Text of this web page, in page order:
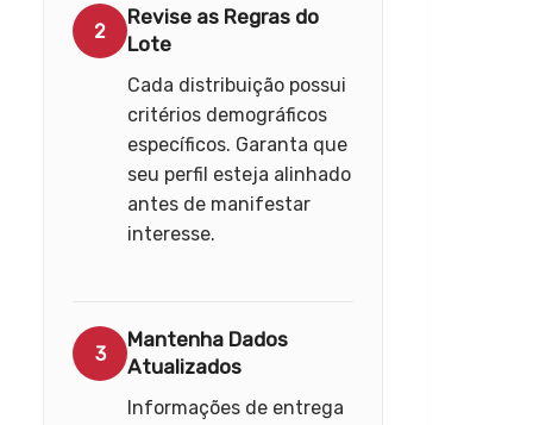
2
Revise as Regras do
Lote
Cada distribuição possui
critérios demográficos
específicos. Garanta que
seu perfil esteja alinhado
antes de manifestar
interesse.
3
Mantenha Dados
Atualizados
Informações de entrega